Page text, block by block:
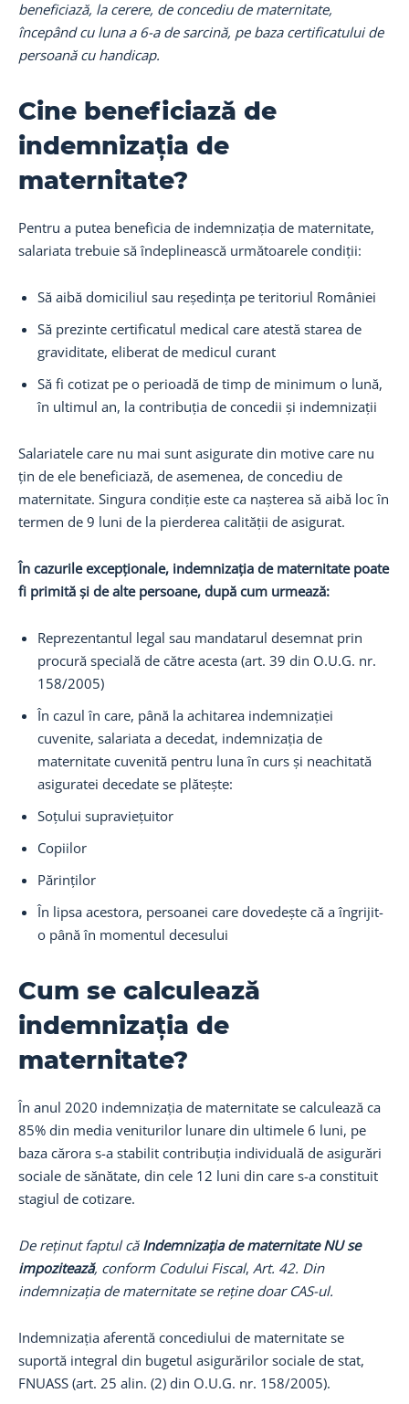
beneficiază, la cerere, de concediu de maternitate,
începând cu luna a 6-a de sarcină, pe baza certificatului de
persoană cu handicap.
Cine beneficiază de
indemnizația de
maternitate?
Pentru a putea beneficia de indemnizația de maternitate,
salariata trebuie să îndeplinească următoarele condiții:
Să aibă domiciliul sau reședința pe teritoriul României
Să prezinte certificatul medical care atestă starea de
graviditate, eliberat de medicul curant
Să fi cotizat pe o perioadă de timp de minimum o lună,
în ultimul an, la contribuția de concedii și indemnizații
Salariatele care nu mai sunt asigurate din motive care nu
țin de ele beneficiază, de asemenea, de concediu de
maternitate. Singura condiție este ca nașterea să aibă loc în
termen de 9 luni de la pierderea calității de asigurat.
În cazurile excepționale, indemnizația de maternitate poate
fi primită și de alte persoane, după cum urmează:
Reprezentantul legal sau mandatarul desemnat prin
procură specială de către acesta (art. 39 din O.U.G. nr.
158/2005)
În cazul în care, până la achitarea indemnizației
cuvenite, salariata a decedat, indemnizația de
maternitate cuvenită pentru luna în curs și neachitată
asiguratei decedate se plătește:
Soțului supraviețuitor
Copiilor
Părinților
În lipsa acestora, persoanei care dovedește că a îngrijit-
o până în momentul decesului
Cum se calculează
indemnizația de
maternitate?
În anul 2020 indemnizația de maternitate se calculează ca
85% din media veniturilor lunare din ultimele 6 luni, pe
baza cărora s-a stabilit contribuția individuală de asigurări
sociale de sănătate, din cele 12 luni din care s-a constituit
stagiul de cotizare.
De reținut faptul că Indemnizația de maternitate NU se
impozitează, conform Codului Fiscal, Art. 42. Din
indemnizația de maternitate se reține doar CAS-ul.
Indemnizația aferentă concediului de maternitate se
suportă integral din bugetul asigurărilor sociale de stat,
FNUASS (art. 25 alin. (2) din O.U.G. nr. 158/2005).